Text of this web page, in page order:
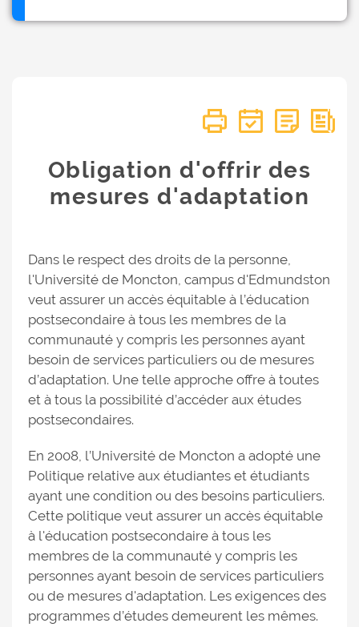
Obligation d'offrir des
mesures d'adaptation
Dans le respect des droits de la personne,
l'Université de Moncton, campus d'Edmundston
veut assurer un accès équitable à l’éducation
postsecondaire à tous les membres de la
communauté y compris les personnes ayant
besoin de services particuliers ou de mesures
d’adaptation. Une telle approche offre à toutes
et à tous la possibilité d’accéder aux études
postsecondaires.
En 2008, l’Université de Moncton a adopté une
Politique relative aux étudiantes et étudiants
ayant une condition ou des besoins particuliers.
Cette politique veut assurer un accès équitable
à l'éducation postsecondaire à tous les
membres de la communauté y compris les
personnes ayant besoin de services particuliers
ou de mesures d'adaptation. Les exigences des
programmes d’études demeurent les mêmes.